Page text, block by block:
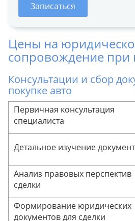
Записаться
Цены на
сопровождение при
Консультации и сбор
покупке авто
Первичная консультация
специалиста
Детальное изучение
Анализ правовых перспектив
сделки
Формирование юридических
документов для сделки